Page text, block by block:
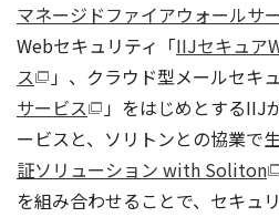
マネージドファイアウォールサ
Webセキュリティ「IIJセキュア
ス
」、クラウド型メールセキ
サービス
」をはじめとするIIJ
ービスと、ソリトンとの協業で
証ソリューション with Soliton
を組み合わせることで、セキュ